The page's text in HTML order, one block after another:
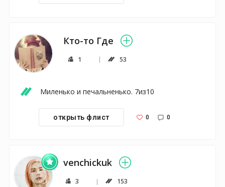
Кто-то Где
1 53
Миленько и печальненько. 7из10
открыть флист 0 0
venchickuk
3 153